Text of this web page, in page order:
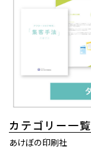
カテゴリー一覧
あけぼの印刷社